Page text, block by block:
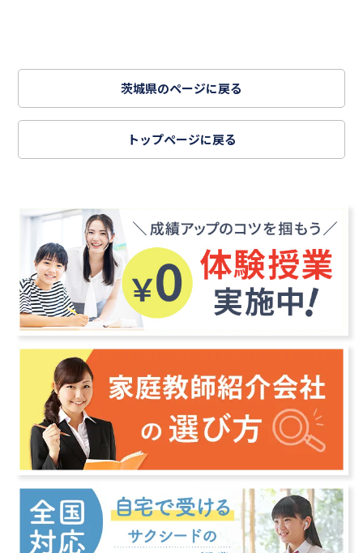
茨城県のページに戻る
トップページに戻る